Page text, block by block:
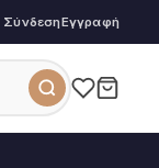
ΣύνδεσηΕγγραφή